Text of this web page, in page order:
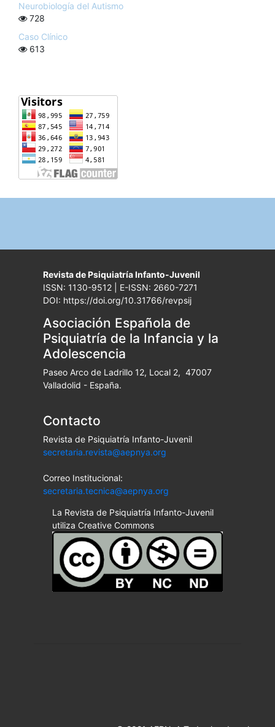
Neurobiología del Autismo
728
Caso Clínico
613
Revista de Psiquiatría Infanto-Juvenil
ISSN: 1130-9512 | E-ISSN: 2660-7271
DOI: https://doi.org/10.31766/revpsij
Asociación Española de
Psiquiatría de la Infancia y la
Adolescencia
Paseo Arco de Ladrillo 12, Local 2, 47007
Valladolid - España.
Contacto
Revista de Psiquiatría Infanto-Juvenil
secretaria.revista@aepnya.org
Correo Institucional:
secretaria.tecnica@aepnya.org
La Revista de Psiquiatría Infanto-Juvenil
utiliza Creative Commons